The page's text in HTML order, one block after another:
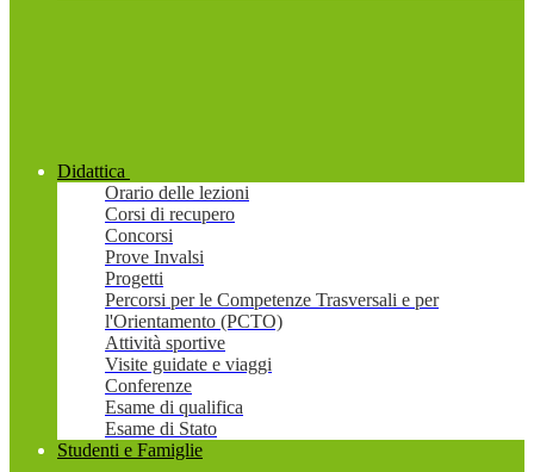
Didattica
Orario delle lezioni
Corsi di recupero
Concorsi
Prove Invalsi
Progetti
Percorsi per le Competenze Trasversali e per
l'Orientamento (PCTO)
Attività sportive
Visite guidate e viaggi
Conferenze
Esame di qualifica
Esame di Stato
Studenti e Famiglie